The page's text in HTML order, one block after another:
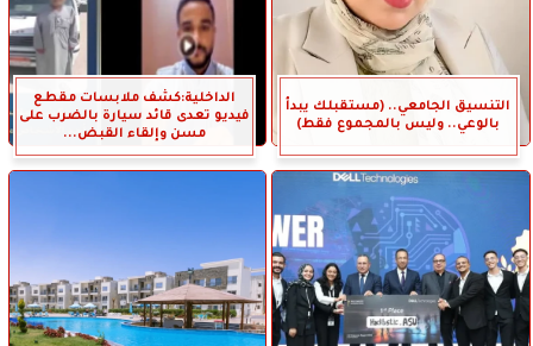
التنسيق الجامعي.. (مستقبلك يبدأ
بالوعي.. وليس بالمجموع فقط)
الداخلية:كشف ملابسات مقطع
فيديو تعدى قائد سيارة بالضرب على
مسن وإلقاء القبض...